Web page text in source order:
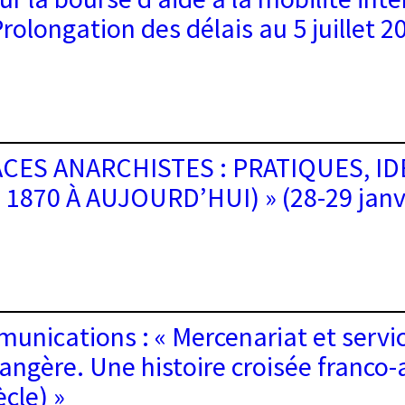
des délais au 5 juillet
ANARCHISTES : PRATIQUES,
1870 À AUJOURD’HUI) » (28-29
: « Mercenariat et
Une histoire croisée
»